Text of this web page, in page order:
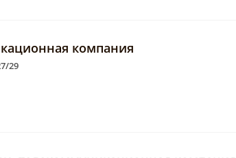
компания
29